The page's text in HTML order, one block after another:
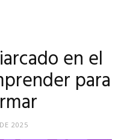
en el
para
2025